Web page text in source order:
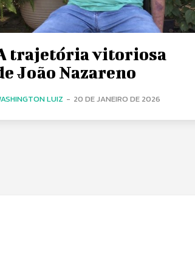
trajetória vitoriosa
João Nazareno
LUIZ - 20 DE JANEIRO DE 2026